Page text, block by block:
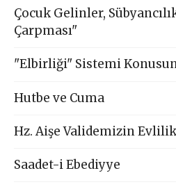
Çocuk Gelinler,
Çarpması"
"Elbirliği" Sistemi
Hutbe ve Cuma
Hz. Aişe Validemizin Evlilik
Saadet-i Ebediyye